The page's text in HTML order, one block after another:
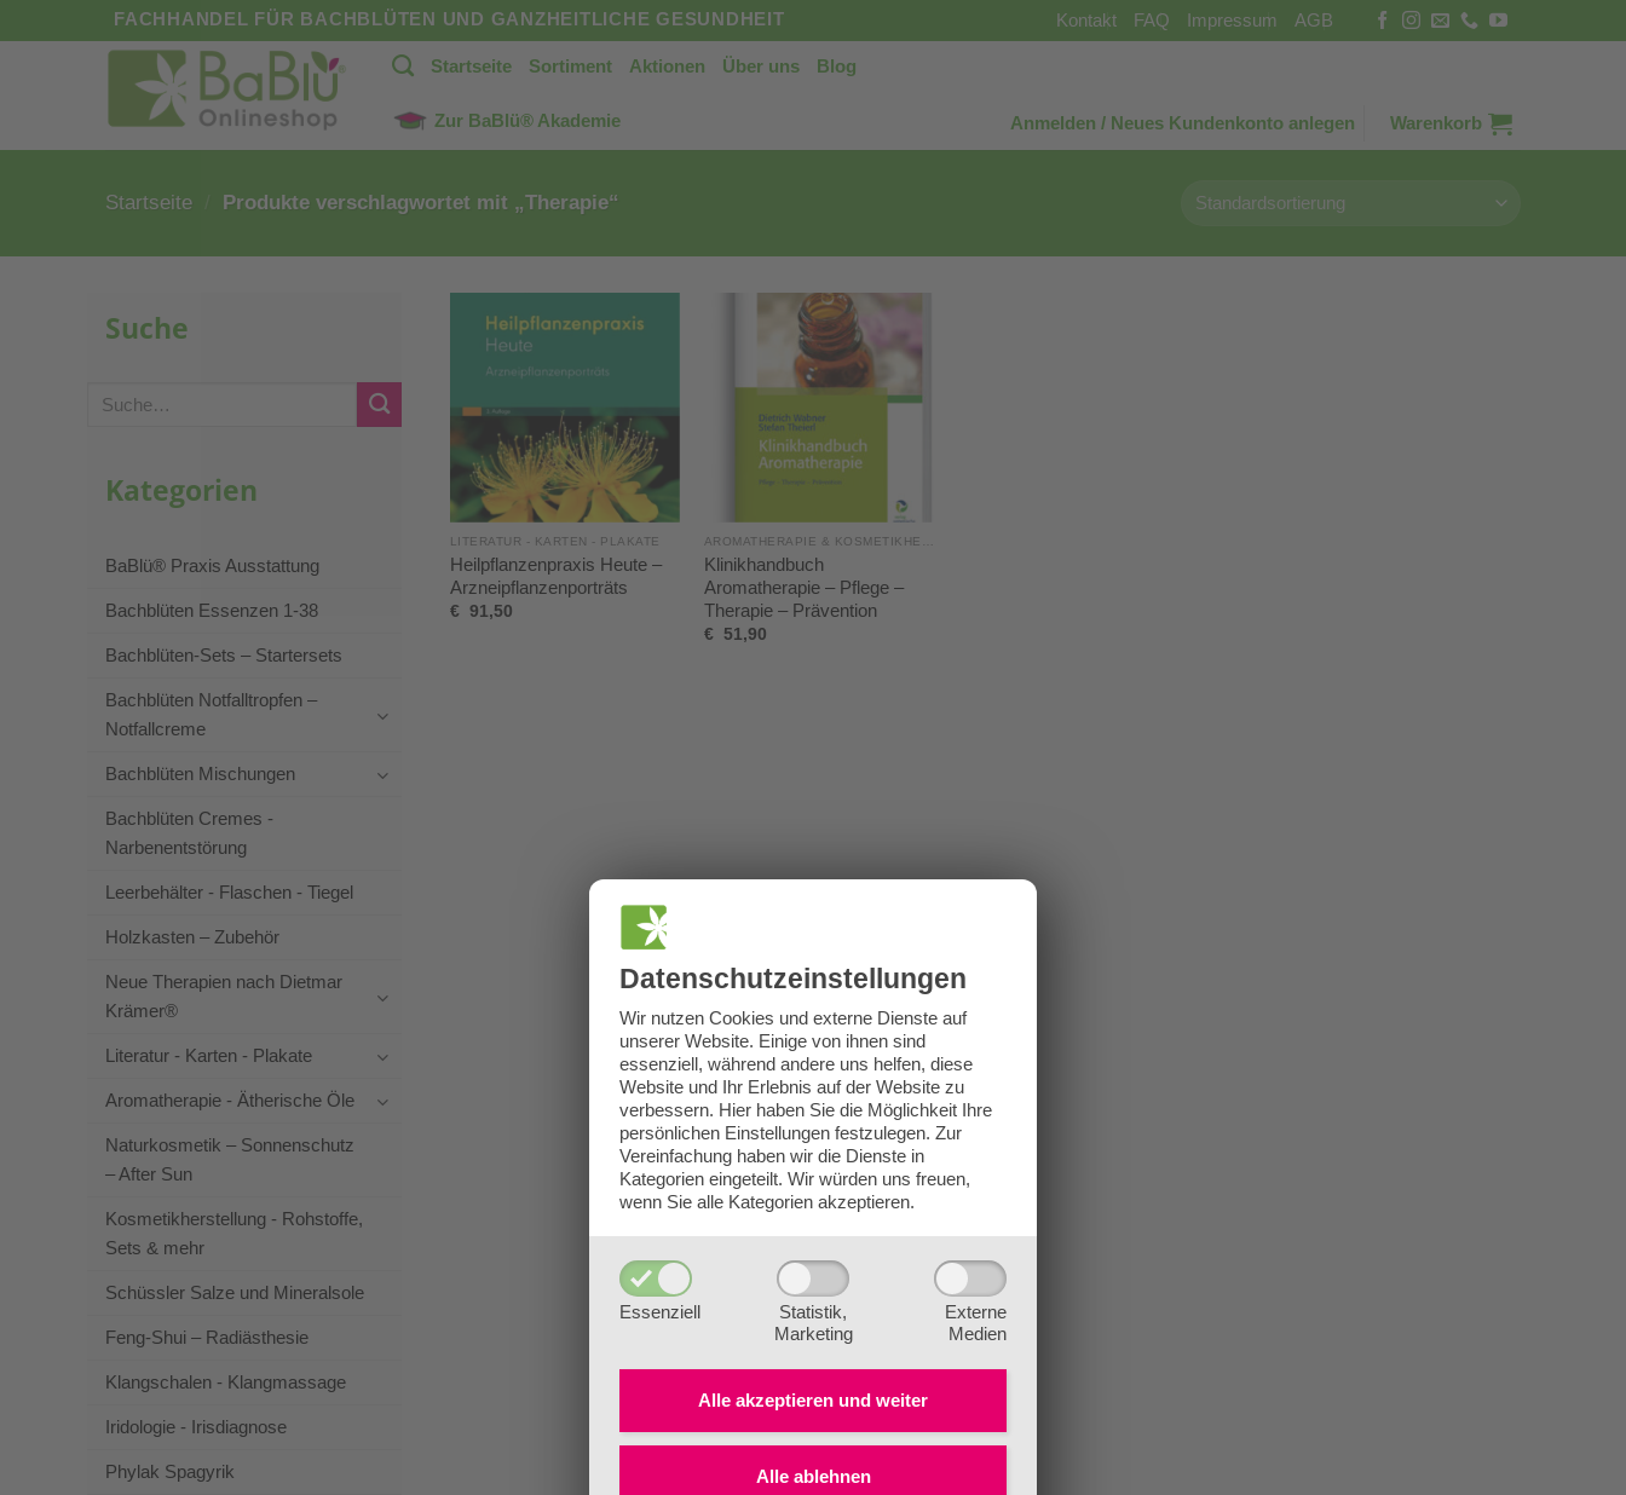
Datenschutz­einstellungen
Wir nutzen Cookies und externe Dienste auf
unserer Website. Einige von ihnen sind
essenziell, während andere uns helfen, diese
Website und Ihr Erlebnis auf der Website zu
verbessern. Hier haben Sie die Möglichkeit Ihre
persönlichen Einstellungen festzulegen. Zur
Vereinfachung haben wir die Dienste in
Kategorien eingeteilt. Wir würden uns freuen,
wenn Sie alle Kategorien akzeptieren.
Essenziell
Statistik,
Marketing
Externe
Medien
Alle akzeptieren und weiter
Alle ablehnen
Inhalt
FACHHANDEL FÜR BACHBLÜTEN UND GANZHEITLICHE GESUNDHEIT Kontakt FAQ Impressum AGB
Startseite Sortiment Aktionen Über uns Blog
Zur BaBlü® Akademie Anmelden / Neues Kundenkonto anlegen Warenkorb
Startseite Produkte verschlagwortet mit „Therapie“
Suche
Suche
Kategorien
BaBlü® Praxis Ausstattung
Bachblüten Essenzen 1-38
Bachblüten-Sets – Startersets
Bachblüten Notfalltropfen –
Notfallcreme
Bachblüten Mischungen
Bachblüten Cremes -
Narbenentstörung
Leerbehälter - Flaschen - Tiegel
Holzkasten – Zubehör
Neue Therapien nach Dietmar
Krämer®
Literatur - Karten - Plakate
Aromatherapie - Ätherische Öle
Naturkosmetik – Sonnenschutz
– After Sun
Kosmetikherstellung - Rohstoffe,
Sets & mehr
Schüssler Salze und Mineralsole
Feng-Shui – Radiästhesie
Klangschalen - Klangmassage
Iridologie - Irisdiagnose
Phylak Spagyrik
LITERATUR - KARTEN - PLAKATE
Heilpflanzenpraxis Heute –
Arzneipflanzenporträts
€ 91,50
Klinikhandbuch
Aromatherapie – Pflege –
Therapie – Prävention
€ 51,90